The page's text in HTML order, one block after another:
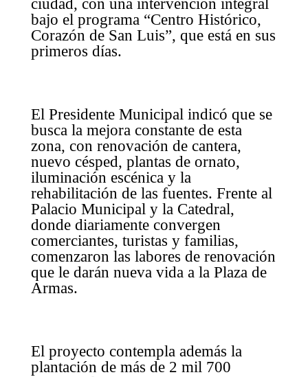
ciudad, con una intervención integral
bajo el programa “Centro Histórico,
Corazón de San Luis”, que está en sus
primeros días.
El Presidente Municipal indicó que se
busca la mejora constante de esta
zona, con renovación de cantera,
nuevo césped, plantas de ornato,
iluminación escénica y la
rehabilitación de las fuentes. Frente al
Palacio Municipal y la Catedral,
donde diariamente convergen
comerciantes, turistas y familias,
comenzaron las labores de renovación
que le darán nueva vida a la Plaza de
Armas.
El proyecto contempla además la
plantación de más de 2 mil 700